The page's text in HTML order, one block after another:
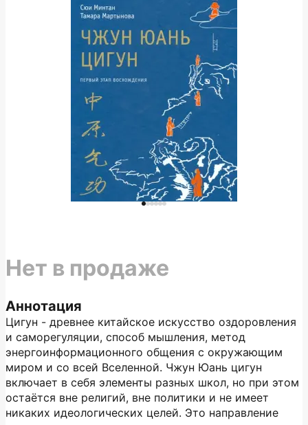
Аннотация
Цигун - древнее китайское искусство оздоровления
и саморегуляции, способ мышления, метод
энергоинформационного общения с окружающим
миром и со всей Вселенной. Чжун Юань цигун
включает в себя элементы разных школ, но при этом
остаётся вне религий, вне политики и не имеет
никаких идеологических целей. Это направление
Нет в продаже